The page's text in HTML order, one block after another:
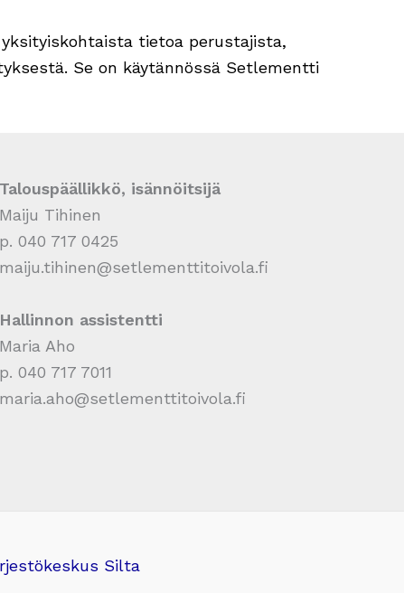
tietoa perustajista,
Se on käytännössä Setlementti
Talouspäällikkö, isännöitsijä
Maiju Tihinen
p. 040 717 0425
maiju.tihinen@setlementtitoivola.fi
Hallinnon assistentti
Maria Aho
p. 040 717 7011
maria.aho@setlementtitoivola.fi
Silta